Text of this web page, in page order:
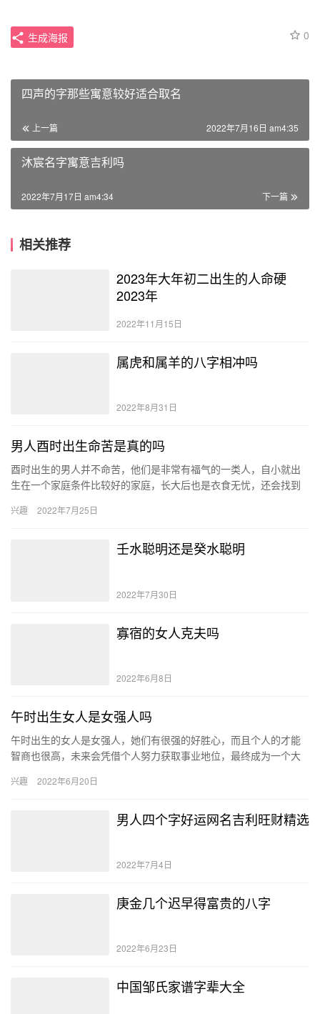
0
生成海报
四声的字那些寓意较好适合取名
上一篇 2022年7月16日 am4:35
沐宸名字寓意吉利吗
下一篇
2022年7月17日 am4:34
相关推荐
2023年大年初二出生的人命硬
2023年
2022年11月15日
属虎和属羊的八字相冲吗
2022年8月31日
男人酉时出生命苦是真的吗
酉时出生的男人并不命苦，他们是非常有福气的一类人，自小就出
生在一个家庭条件比较好的家庭，长大后也是衣食无忧，还会找到
出生…
兴趣 2022年7月25日
壬水聪明还是癸水聪明
2022年7月30日
寡宿的女人克夫吗
2022年6月8日
午时出生女人是女强人吗
午时出生的女人是女强人，她们有很强的好胜心，而且个人的才能
智商也很高，未来会凭借个人努力获取事业地位，最终成为一个大
生的…
兴趣 2022年6月20日
男人四个字好运网名吉利旺财精选
2022年7月4日
庚金几个迟早得富贵的八字
2022年6月23日
中国邹氏家谱字辈大全